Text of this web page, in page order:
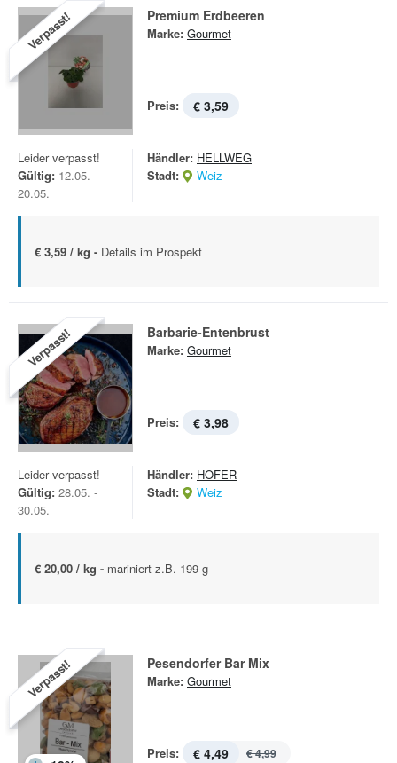
Verpasst! Premium Erdbeeren
Marke: Gourmet
Preis: € 3,59
Leider verpasst!
Gültig: 12.05. -
20.05.
Händler: HELLWEG
Stadt:
Weiz
€ 3,59 / kg - Details im Prospekt
Verpasst! Barbarie-Entenbrust
Marke: Gourmet
Preis: € 3,98
Leider verpasst!
Gültig: 28.05. -
30.05.
Händler: HOFER
Stadt:
Weiz
€ 20,00 / kg - mariniert z.B. 199 g
Verpasst! Pesendorfer Bar Mix
Marke: Gourmet
Preis: € 4,49 € 4,99